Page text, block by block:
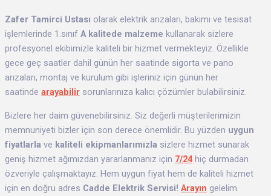
Zafer Tamirci Ustası olarak elektrik arızaları, bakımı ve tesisat
işlemlerinde 1.sınıf A kalitede malzeme kullanarak sizlere
profesyonel ekibimizle kaliteli bir hizmet vermekteyiz. Özellikle
gece geç saatler dahil günün her saatinde sigorta ve pano
arızaları, montaj ve kurulum gibi işleriniz için günün her
saatinde arayabilir sorunlarınıza kalıcı çözümler bulabilirsiniz.
Bizlere her daim güvenebilirsiniz. Siz değerli müşterilerimizin
memnuniyeti bizler için son derece önemlidir. Bu yüzden uygun
fiyatlarla ve kaliteli ekipmanlarımızla sizlere hizmet sunarak
geniş hizmet ağımızdan yararlanmanız için 7/24hiç durmadan
özveriyle çalışmaktayız. Hem uygun fiyat hem de kaliteli hizmet
için en doğru adres Cadde Elektrik Servisi! Arayın gelelim.